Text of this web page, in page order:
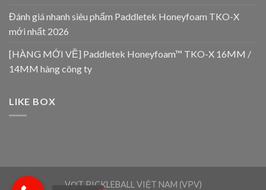
Đánh giá nhanh siêu phẩm Paddletek Honeyfoam TKO-X
mới nhất 2026
[HÀNG MỚI VỀ] Paddletek Honeyfoam™ TKO-X 16MM /
14MM hàng công ty
LIKE BOX
VỢT PICKLEBALL VIỆT NAM (VPV)